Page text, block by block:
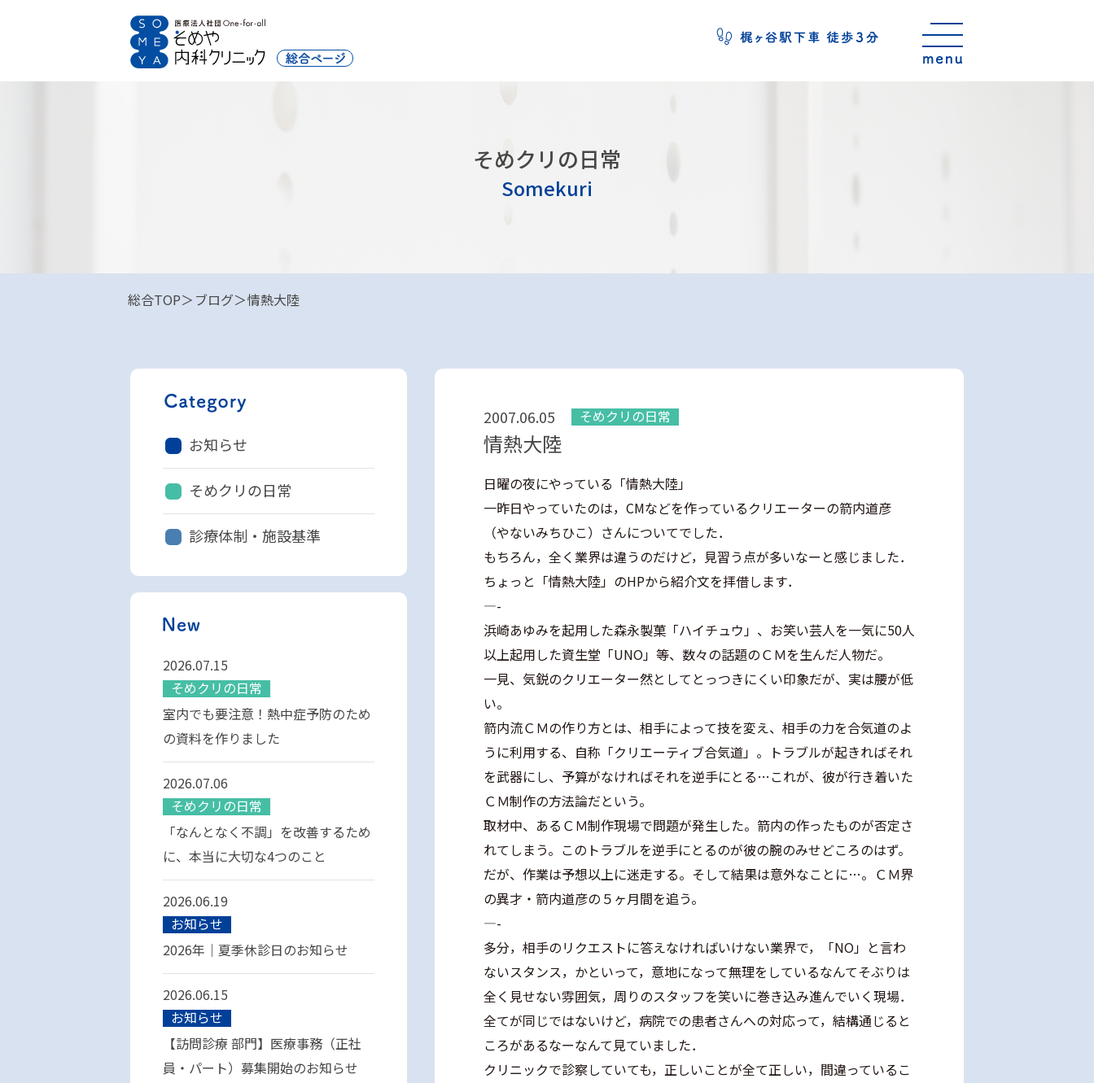
そめクリの日常
Somekuri
総合TOP ブログ 情熱大陸
2007.06.05 そめクリの日常
情熱大陸
日曜の夜にやっている「情熱大陸」
一昨日やっていたのは，CMなどを作っているクリエーターの箭内道彦
（やないみちひこ）さんについてでした．
もちろん，全く業界は違うのだけど，見習う点が多いなーと感じました．
ちょっと「情熱大陸」のHPから紹介文を拝借します．
—-
浜崎あゆみを起用した森永製菓「ハイチュウ」、お笑い芸人を一気に50人
以上起用した資生堂「UNO」等、数々の話題のＣＭを生んだ人物だ。
一見、気鋭のクリエーター然としてとっつきにくい印象だが、実は腰が低
い。
箭内流ＣＭの作り方とは、相手によって技を変え、相手の力を合気道のよ
うに利用する、自称「クリエーティブ合気道」。トラブルが起きればそれ
を武器にし、予算がなければそれを逆手にとる…これが、彼が行き着いた
ＣＭ制作の方法論だという。
取材中、あるＣＭ制作現場で問題が発生した。箭内の作ったものが否定さ
れてしまう。このトラブルを逆手にとるのが彼の腕のみせどころのはず。
だが、作業は予想以上に迷走する。そして結果は意外なことに…。ＣＭ界
の異才・箭内道彦の５ヶ月間を追う。
—-
多分，相手のリクエストに答えなければいけない業界で，「NO」と言わ
ないスタンス，かといって，意地になって無理をしているなんてそぶりは
全く見せない雰囲気，周りのスタッフを笑いに巻き込み進んでいく現場．
全てが同じではないけど，病院での患者さんへの対応って，結構通じると
ころがあるなーなんて見ていました．
クリニックで診察していても，正しいことが全て正しい，間違っているこ
お知らせ
そめクリの日常
診療体制・施設基準
2026.07.15
そめクリの日常
室内でも要注意！熱中症予防のため
の資料を作りました
2026.07.06
そめクリの日常
「なんとなく不調」を改善するため
に、本当に大切な4つのこと
2026.06.19
お知らせ
2026年｜夏季休診日のお知らせ
2026.06.15
お知らせ
【訪問診療 部門】医療事務（正社
員・パート）募集開始のお知らせ